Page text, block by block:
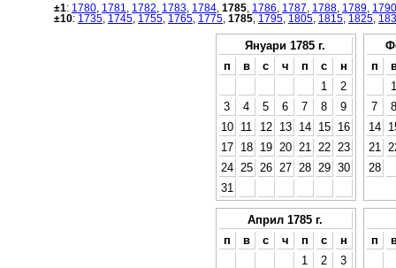
±1: 1780 1781 1782 1783 1784 1785 1786 1787 1788 1789 1790
±10: 1735 1745 1755 1765 1775 1785 1795 1805 1815 1825
Януари 1785 г.
п
в с ч п с
н
1
2
3
4 5 6 7 8
9
10
11 12 13 14 15
16
17
18 19 20 21 22
23
24
25 26 27 28 29 30
31
п
1
7
8
14
21
28
Април 1785 г.
п
в с ч п с
н
1
2
3
п